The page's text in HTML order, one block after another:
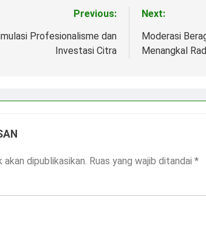
Previous:
Profesionalisme dan
Investasi Citra
Next:
Moderasi
Menangkal
dipublikasikan. Ruas yang wajib ditandai *